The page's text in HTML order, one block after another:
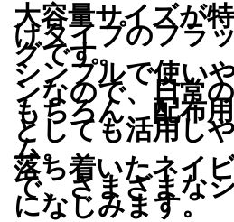
大容量サイズが
けタイプのフラ
グです。
シンプルで使い
ンなので、日常
もちろん、配布
としても活用し
ム。
落ち着いたネイ
で、さまざまな
になじみます。